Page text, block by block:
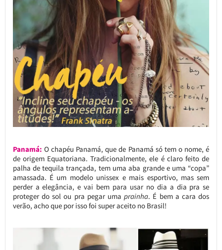
Panamá: O chapéu Panamá, que de Panamá só tem o nome, é
de origem Equatoriana. Tradicionalmente, ele é claro feito de
palha de tequila trançada, tem uma aba grande e uma “copa”
amassada. É um modelo unissex e mais esportivo, mas sem
perder a elegância, e vai bem para usar no dia a dia pra se
proteger do sol ou pra pegar umaprainha. É bem a cara dos
verão, acho que por isso foi super aceito no Brasil!